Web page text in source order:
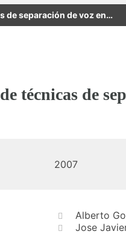
de separación de voz en…
técnicas de
2007
Alberto
Jose